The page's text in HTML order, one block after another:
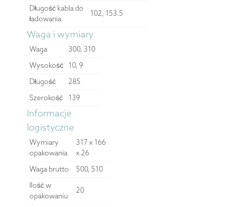
Długość kabla do
ładowania
102, 153.5
Waga i wymiary
Waga
300, 310
Wysokość
10, 9
Długość
285
Szerokość
139
Informacje
logistyczne
Wymiary
opakowania
317 x 166
x 26
Waga brutto
500, 510
Ilość w
opakowaniu
20